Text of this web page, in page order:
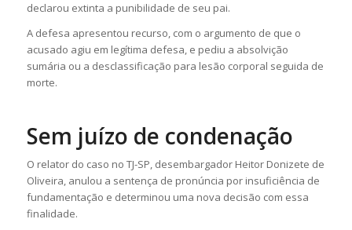
declarou extinta a punibilidade de seu pai.
A defesa apresentou recurso, com o argumento de que o
acusado agiu em legítima defesa, e pediu a absolvição
sumária ou a desclassificação para lesão corporal seguida de
morte.
Sem juízo de condenação
O relator do caso no TJ-SP, desembargador Heitor Donizete de
Oliveira, anulou a sentença de pronúncia por insuficiência de
fundamentação e determinou uma nova decisão com essa
finalidade.